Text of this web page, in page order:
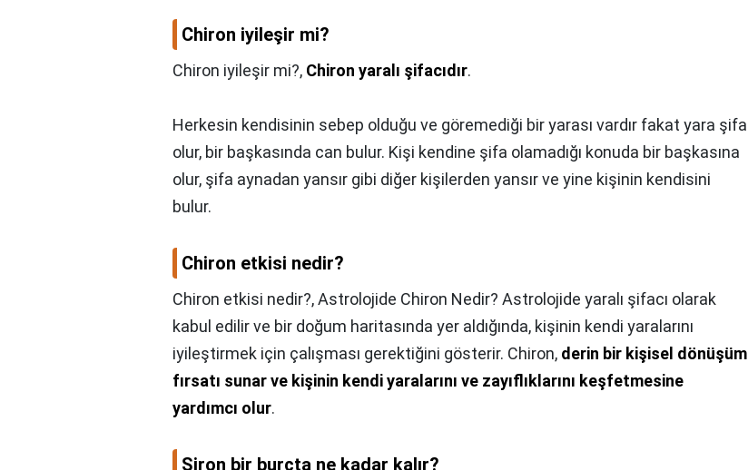
Chiron iyileşir mi?
Chiron iyileşir mi?, Chiron yaralı şifacıdır.
Herkesin kendisinin sebep olduğu ve göremediği bir yarası vardır fakat yara şifa
olur, bir başkasında can bulur. Kişi kendine şifa olamadığı konuda bir başkasına
olur, şifa aynadan yansır gibi diğer kişilerden yansır ve yine kişinin kendisini
bulur.
Chiron etkisi nedir?
Chiron etkisi nedir?,Astrolojide Chiron Nedir? Astrolojide yaralı şifacı olarak
kabul edilir ve bir doğum haritasında yer aldığında, kişinin kendi yaralarını
iyileştirmek için çalışması gerektiğini gösterir. Chiron, derin bir kişisel dönüşüm
fırsatı sunar ve kişinin kendi yaralarını ve zayıflıklarını keşfetmesine
yardımcı olur.
Şiron bir burçta ne kadar kalır?